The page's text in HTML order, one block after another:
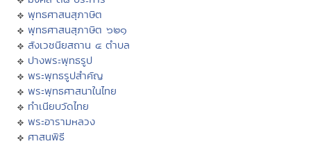
พุทธศาสนสุภาษิต
พุทธศาสนสุภาษิต ๖๒๑
สังเวชนียสถาน ๔ ตำบล
ปางพระพุทธรูป
พระพุทธรูปสำคัญ
พระพุทธศาสนาในไทย
ทำเนียบวัดไทย
พระอารามหลวง
ศาสนพิธี